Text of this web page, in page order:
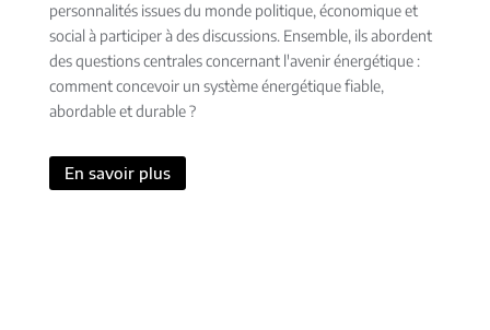
personnalités issues du monde politique, économique et
social à participer à des discussions. Ensemble, ils abordent
des questions centrales concernant l'avenir énergétique :
comment concevoir un système énergétique fiable,
abordable et durable ?
En savoir plus